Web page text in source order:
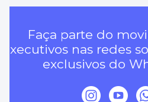
Faça parte do
executivos nas redes
exclusivos do